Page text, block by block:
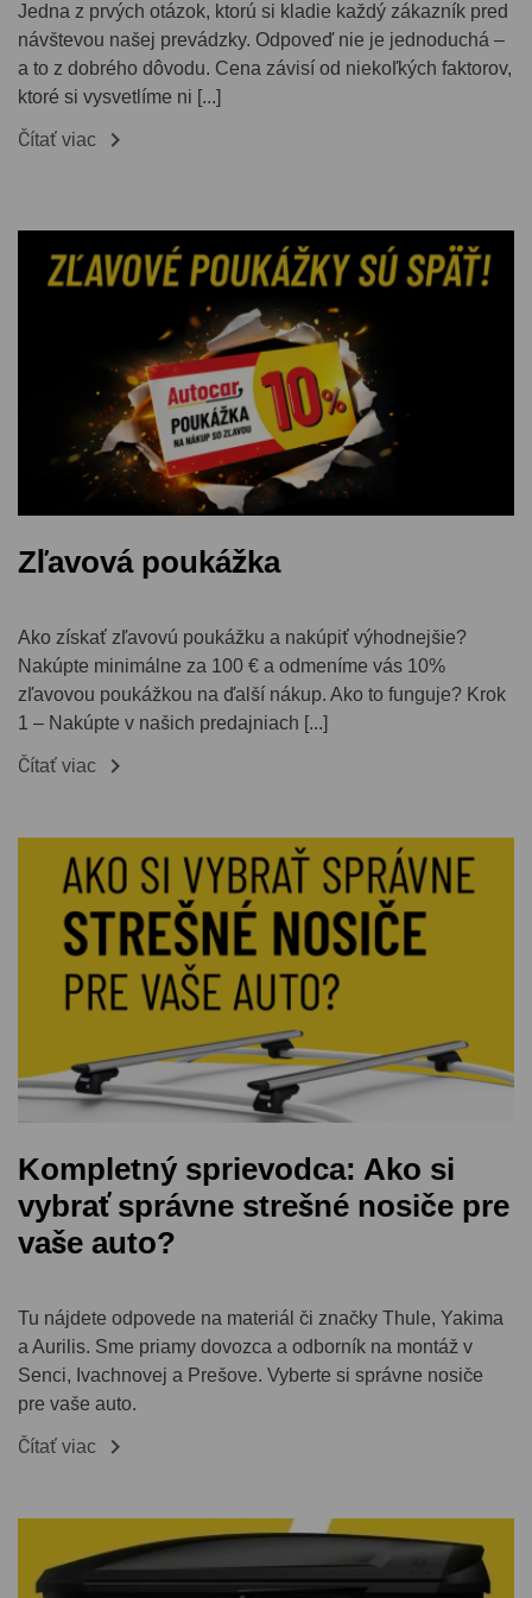
Jedna z prvých otázok, ktorú si kladie každý zákazník pred
návštevou našej prevádzky. Odpoveď nie je jednoduchá –
a to z dobrého dôvodu. Cena závisí od niekoľkých faktorov,
ktoré si vysvetlíme ni [...]
Čítať viac 
Zľavová poukážka
Ako získať zľavovú poukážku a nakúpiť výhodnejšie?
Nakúpte minimálne za 100 € a odmeníme vás 10%
zľavovou poukážkou na ďalší nákup. Ako to funguje? Krok
1 – Nakúpte v našich predajniach [...]
Čítať viac 
Kompletný sprievodca: Ako si
vybrať správne strešné nosiče pre
vaše auto?
Tu nájdete odpovede na materiál či značky Thule, Yakima
a Aurilis. Sme priamy dovozca a odborník na montáž v
Senci, Ivachnovej a Prešove. Vyberte si správne nosiče
pre vaše auto.
Čítať viac 